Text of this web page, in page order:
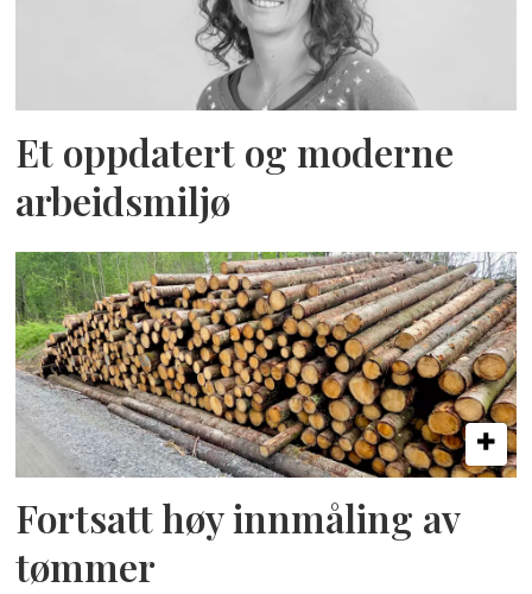
Et oppdatert og moderne
arbeidsmiljø
Fortsatt høy innmåling av
tømmer